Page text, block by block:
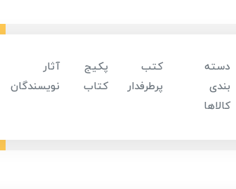
دسته
بندی
کالاها
کتب
پرطرفدار
پکیج
کتاب
آثار
نویسندگان